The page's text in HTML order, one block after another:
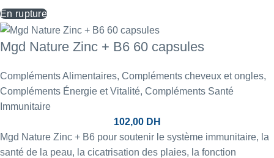
En rupture
Mgd Nature Zinc + B6 60 capsules
Compléments Alimentaires, Compléments cheveux et ongles,
Compléments Énergie et Vitalité, Compléments Santé
Immunitaire
102,00 DH
Mgd Nature Zinc + B6 pour soutenir le système immunitaire, la
santé de la peau, la cicatrisation des plaies, la fonction